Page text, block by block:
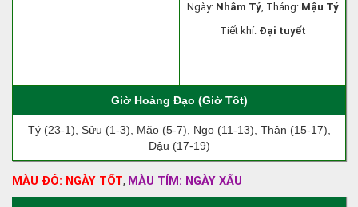
Ngày: Nhâm Tý, Tháng: Mậu Tý
Tiết khí: Đại tuyết
Giờ Hoàng Đạo (Giờ Tốt)
Tý (23-1), Sửu (1-3), Mão (5-7), Ngọ (11-13), Thân (15-17),
Dậu (17-19)
MÀU ĐỎ: NGÀY TỐT, MÀU TÍM: NGÀY XẤU